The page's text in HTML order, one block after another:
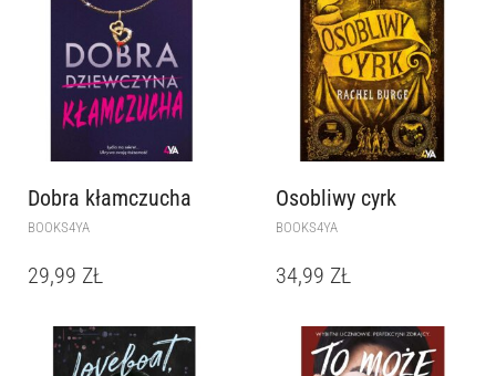
Dobra kłamczucha
BOOKS4YA
29,99 ZŁ
Osobliwy cyrk
BOOKS4YA
34,99 ZŁ